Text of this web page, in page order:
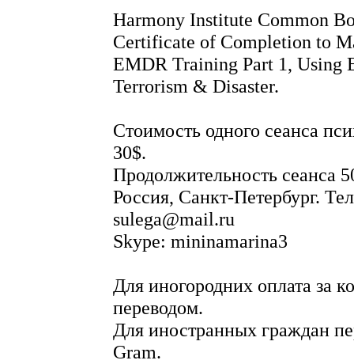
Harmony Institute Common
Certificate of Completion to
EMDR Training Part 1, Using
Terrorism & Disaster.
Стоимость одного сеанса
30$.
Продолжительность сеанса
Россия, Санкт-Петербург.
sulega@mail.ru
Skype: mininamarina3
Для иногородних оплата за
переводом.
Для иностранных граждан
Gram.